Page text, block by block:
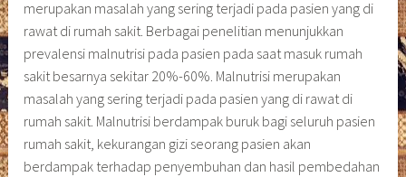
merupakan masalah yang sering terjadi pada pasien yang di
rawat di rumah sakit. Berbagai penelitian menunjukkan
prevalensi malnutrisi pada pasien pada saat masuk rumah
sakit besarnya sekitar 20%-60%. Malnutrisi merupakan
masalah yang sering terjadi pada pasien yang di rawat di
rumah sakit. Malnutrisi berdampak buruk bagi seluruh pasien
rumah sakit, kekurangan gizi seorang pasien akan
berdampak terhadap penyembuhan dan hasil pembedahan